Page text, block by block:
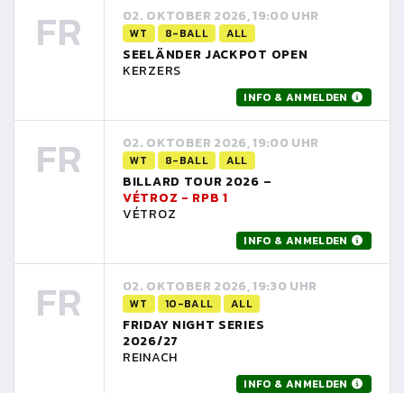
FR 02. OKTOBER 2026, 19:00 UHR
WT 8-BALL ALL
SEELÄNDER JACKPOT OPEN
KERZERS
INFO & ANMELDEN
FR 02. OKTOBER 2026, 19:00 UHR
WT 8-BALL ALL
BILLARD TOUR 2026 –
VÉTROZ - RPB 1
VÉTROZ
INFO & ANMELDEN
FR 02. OKTOBER 2026, 19:30 UHR
WT 10-BALL ALL
FRIDAY NIGHT SERIES
2026/27
REINACH
INFO & ANMELDEN